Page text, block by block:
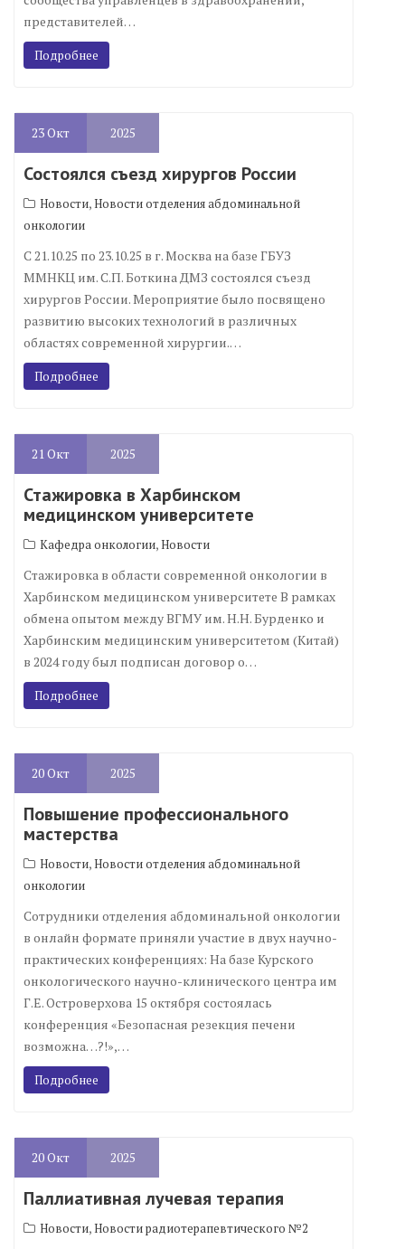
представителей…
Подробнее
23Окт 2025
Состоялся съезд хирургов России
Новости,Новости отделения абдоминальной
онкологии
С 21.10.25 по 23.10.25 в г. Москва на базе ГБУЗ
ММНКЦ им. С.П. Боткина ДМЗ состоялся съезд
хирургов России. Мероприятие было посвящено
развитию высоких технологий в различных
областях современной хирургии.…
Подробнее
21Окт 2025
Стажировка в Харбинском
медицинском университете
Кафедра онкологии,Новости
Стажировка в области современной онкологии в
Харбинском медицинском университете В рамках
обмена опытом между ВГМУ им. Н.Н. Бурденко и
Харбинским медицинским университетом (Китай)
в 2024 году был подписан договор о…
Подробнее
20Окт 2025
Повышение профессионального
мастерства
Новости,Новости отделения абдоминальной
онкологии
Сотрудники отделения абдоминальной онкологии
в онлайн формате приняли участие в двух научно-
практических конференциях: На базе Курского
онкологического научно-клинического центра им
Г.Е. Островерхова 15 октября состоялась
конференция «Безопасная резекция печени
возможна…?!»,…
Подробнее
20Окт 2025
Паллиативная лучевая терапия
Новости,Новости радиотерапевтического №2